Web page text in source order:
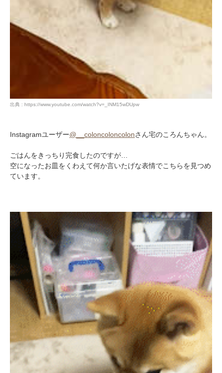
出典 : https://www.youtube.com/watch?v=_INM15wDUpw
Instagramユーザー@__coloncoloncolonさん宅のころんちゃん。
ごはんをきっちり完食したのですが…
空になったお皿をくわえて何か言いたげな表情でこちらを見つめ
ています。